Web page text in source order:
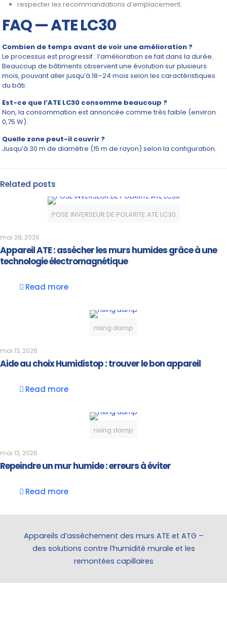
respecter les recommandations d’emplacement.
FAQ — ATE LC30
Combien de temps avant de voir une amélioration ?
Le processus est progressif : l’amélioration se fait dans la durée.
Beaucoup de bâtiments observent une évolution sur plusieurs
mois, pouvant aller jusqu’à 18–24 mois selon les caractéristiques
du bâti.
Est-ce que l’ATE LC30 consomme beaucoup ?
Non, la consommation est annoncée comme très faible (environ
0,75 W).
Quelle zone peut-il couvrir ?
Jusqu’à 30 m de diamètre (15 m de rayon) selon la configuration.
Related posts
POSE INVERSEUR DE POLARITE ATE LC30
mai 28, 2026
Appareil ATE : assécher les murs humides grâce à une
technologie électromagnétique
Read more
rising damp
mai 13, 2026
Aide au choix Humidistop : trouver le bon appareil
Read more
rising damp
mai 13, 2026
Repeindre un mur humide : erreurs à éviter
Read more
Appareils d’assèchement des murs ATE et ATG –
des solutions contre l’humidité murale et les
remontées capillaires